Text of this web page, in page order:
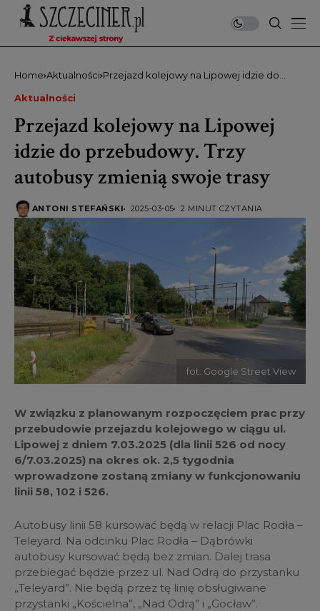
Home Aktualności Przejazd kolejowy na Lipowej idzie do
Aktualności
Przejazd kolejowy na Lipowej
idzie do przebudowy. Trzy
autobusy zmienią swoje trasy
ANTONI STEFAŃSKI 2025-03-05 2 MINUT CZYTANIA
fot. Google Street View
W związku z planowanym rozpoczęciem prac przy
przebudowie przejazdu kolejowego w ciągu ul.
Lipowej z dniem 7.03.2025 (dla linii 526 od nocy
6/7.03.2025) na okres ok. 2,5 tygodnia
wprowadzone zostaną zmiany w funkcjonowaniu
linii 58, 102 i 526.
Autobusy linii 58 kursować będą w relacji Plac Rodła –
Teleyard. Na odcinku Plac Rodła – Dąbrówki
autobusy kursować będą bez zmian. Dalej trasa
przebiegać będzie przez ul. Nad Odrą do przystanku
„Teleyard”. Nie będą przez tę linię obsługiwane
przystanki „Kościelna”, „Nad Odrą” i „Gocław”.